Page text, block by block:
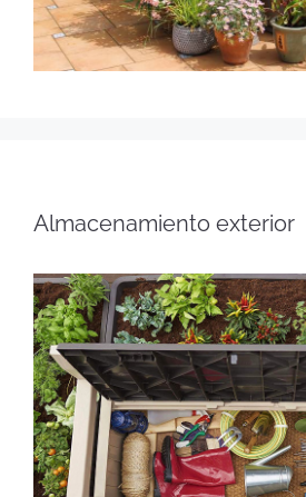
Almacenamiento exterior